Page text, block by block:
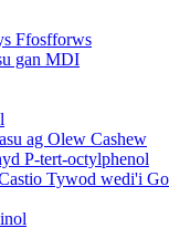
Ffosfforws
gan MDI
ag Olew Cashew
P-tert-octylphenol
Tywod wedi'i